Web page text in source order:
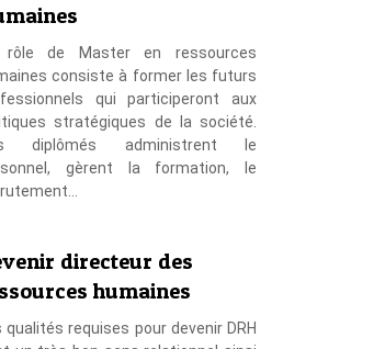
rôle de Master en ressources
consiste à former les futurs
qui participeront aux
stratégiques de la société.
diplômés administrent le
gèrent la formation, le
directeur des
humaines
qualités requises pour devenir DRH